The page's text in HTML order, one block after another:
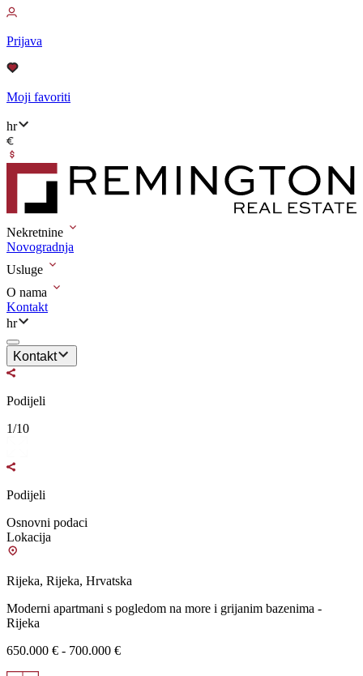
Prijava
Moji favoriti
hr
Nekretnine
Novogradnja
Usluge
O nama
Kontakt
hr
Kontakt
Podijeli
1/10
Podijeli
Osnovni podaci
Lokacija
Rijeka, Rijeka, Hrvatska
Moderni apartmani s pogledom na more i grijanim bazenima -
Rijeka
650.000 € - 700.000 €